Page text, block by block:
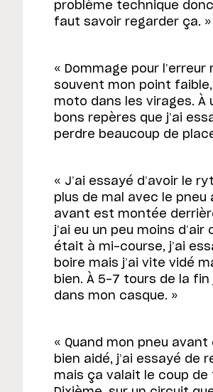
problème technique
faut savoir regarder ça. »
« Dommage pour
souvent mon point
moto dans les virages. À
bons repères que j’ai
perdre beaucoup de
« J’ai essayé d’avoir le
plus de mal avec le pneu
avant est montée
j’ai eu un peu moins
était à mi-course, j’ai
boire mais j’ai vite vidé
bien. À 5-7 tours de la fin
dans mon casque. »
« Quand mon pneu
bien aidé, j’ai essayé de
mais ça valait le coup